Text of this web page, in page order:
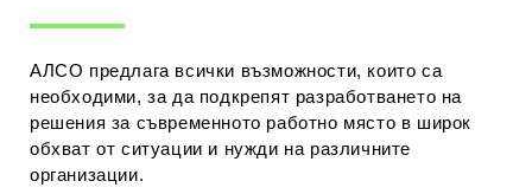
АЛСО предлага всички възможности, които са
необходими, за да подкрепят разработването на
решения за съвременното работно място в широк
обхват от ситуации и нужди на различните
организации.